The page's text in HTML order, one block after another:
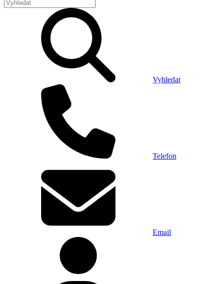
Vyhledat
Telefon
Email